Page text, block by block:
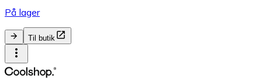
På lager
Til butik